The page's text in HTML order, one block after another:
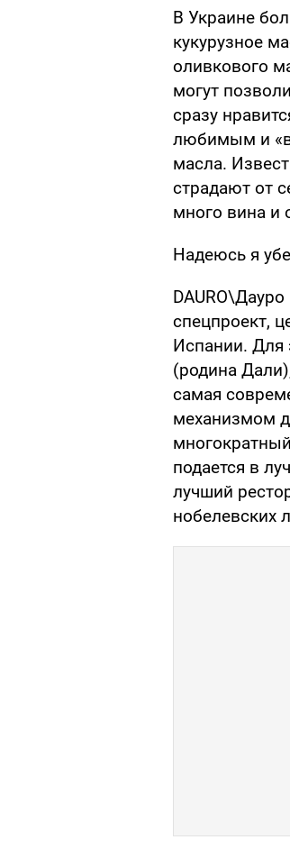
В Украине
кукурузное
оливкового
могут
сразу
любимым и
масла.
страдают от
много вина и
Надеюсь я
спецпроект,
Испании. Для
(родина
самая
механизмом
подается в
лучший
нобелевских